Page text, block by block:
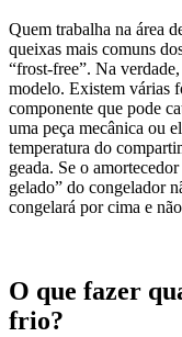
Quem trabalha na área
queixas mais comuns
“frost-free”. Na
modelo. Existem várias
componente que pode
uma peça mecânica ou
temperatura do
geada. Se o
gelado” do congelador
congelará por cima e
O que fazer
frio?